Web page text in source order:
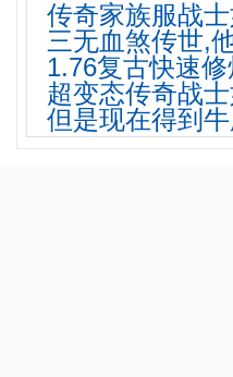
传奇家族服战
三无血煞传世,
1.76复古快速
超变态传奇战
但是现在得到